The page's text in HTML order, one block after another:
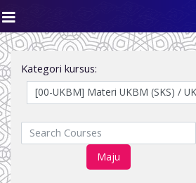
Loncat ke konten utama
Side panel
Kategori kursus:
Maju